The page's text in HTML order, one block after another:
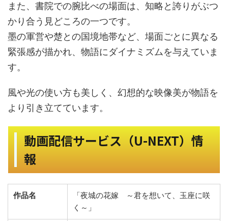
また、書院での腕比べの場面は、知略と誇りがぶつ
かり合う見どころの一つです。
墨の軍営や楚との国境地帯など、場面ごとに異なる
緊張感が描かれ、物語にダイナミズムを与えていま
す。
風や光の使い方も美しく、幻想的な映像美が物語を
より引き立てています。
動画配信サービス（U-NEXT）情
報
作品名
「夜城の花嫁 ～君を想いて、玉座に咲
く～」